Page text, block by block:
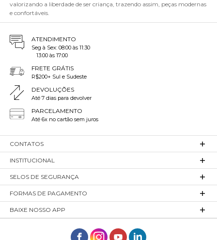
valorizando a liberdade de ser criança, trazendo assim, peças modernas
e confortáveis.
ATENDIMENTO
Seg à Sex: 08:00 às 11:30
13:00 às 17:00
FRETE GRÁTIS
R$200+ Sul e Sudeste
DEVOLUÇÕES
Até 7 dias para devolver
PARCELAMENTO
Até 6x no cartão sem juros
CONTATOS
INSTITUCIONAL
SELOS DE SEGURANÇA
FORMAS DE PAGAMENTO
BAIXE NOSSO APP